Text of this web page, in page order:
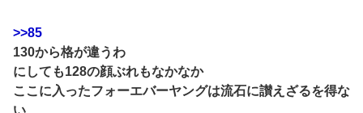
>>85
130から格が違うわ
にしても128の顔ぶれもなかなか
ここに入ったフォーエバーヤングは流石に讃えざるを得な
い